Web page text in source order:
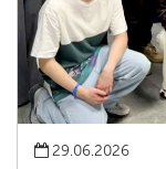
29.06.2026